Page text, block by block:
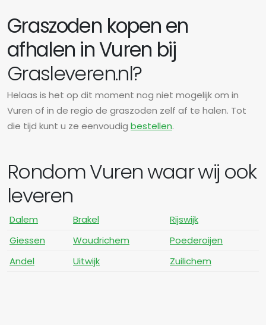
Graszoden kopen en
afhalen in Vuren bij
Grasleveren.nl?
Helaas is het op dit moment nog niet mogelijk om in
Vuren of in de regio de graszoden zelf af te halen. Tot
die tijd kunt u ze eenvoudig bestellen.
Rondom Vuren waar wij ook
leveren
Dalem Brakel
Rijswijk
Giessen
Woudrichem
Poederoijen
Andel
Uitwijk Zuilichem